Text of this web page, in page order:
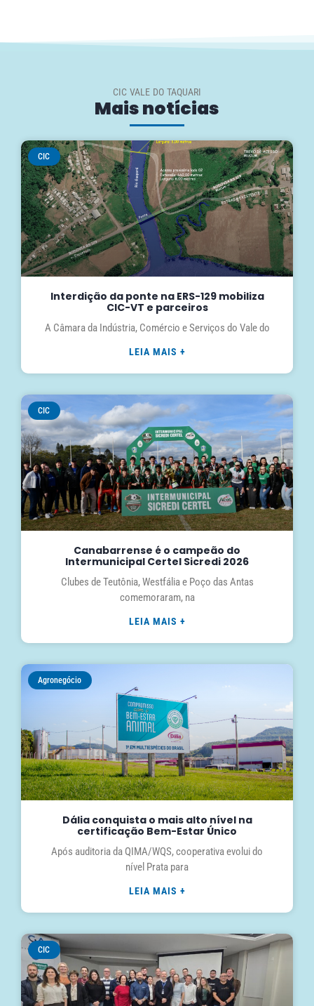
CIC VALE DO TAQUARI
Mais notícias
CIC
Interdição da ponte na ERS-129 mobiliza
CIC-VT e parceiros
A Câmara da Indústria, Comércio e Serviços do Vale do
LEIA MAIS +
CIC
Canabarrense é o campeão do
Intermunicipal Certel Sicredi 2026
Clubes de Teutônia, Westfália e Poço das Antas
comemoraram, na
LEIA MAIS +
Agronegócio
Dália conquista o mais alto nível na
certificação Bem-Estar Único
Após auditoria da QIMA/WQS, cooperativa evolui do
nível Prata para
LEIA MAIS +
CIC